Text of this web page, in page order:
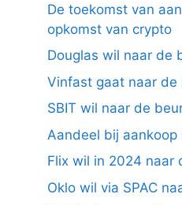
De toekomst van
opkomst van crypto
Douglas wil naar de
Vinfast gaat naar de
SBIT wil naar de
Aandeel bij aankoop
Flix wil in 2024 naar
Oklo wil via SPAC